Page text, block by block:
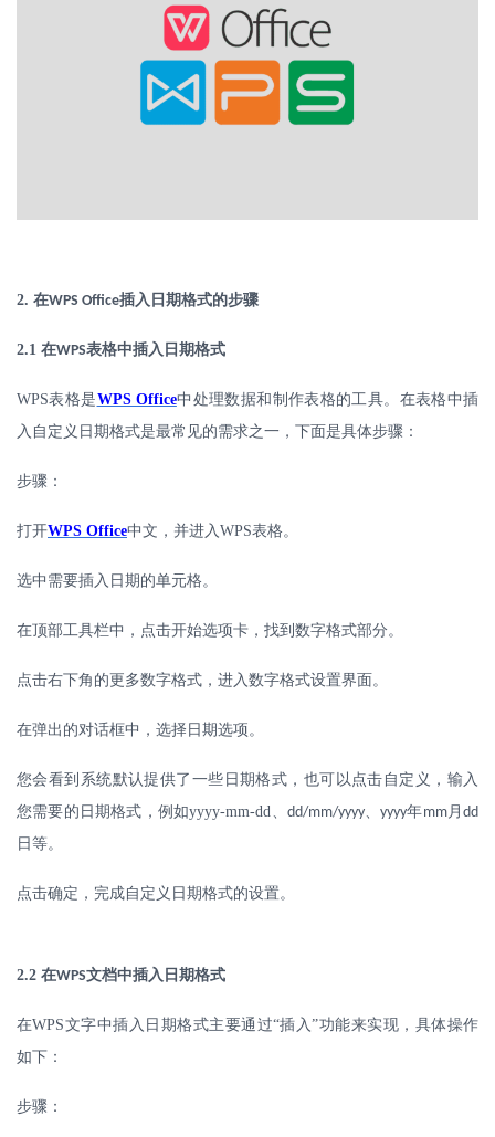
2. 在WPS Office插入日期格式的步骤
2.1 在WPS表格中插入日期格式
WPS表格是WPS Office中处理数据和制作表格的工具。在表格中插
入自定义日期格式是最常见的需求之一，下面是具体步骤：
步骤：
打开WPS Office中文，并进入WPS表格。
选中需要插入日期的单元格。
在顶部工具栏中，点击开始选项卡，找到数字格式部分。
点击右下角的更多数字格式，进入数字格式设置界面。
在弹出的对话框中，选择日期选项。
您会看到系统默认提供了一些日期格式，也可以点击自定义，输入
您需要的日期格式，例如yyyy-mm-dd、 dd/mm/yyyy、yyyy年mm月dd
日等。
点击确定，完成自定义日期格式的设置。
2.2 在WPS文档中插入日期格式
在WPS文字中插入日期格式主要通过“插入”功能来实现，具体操作
如下：
步骤：